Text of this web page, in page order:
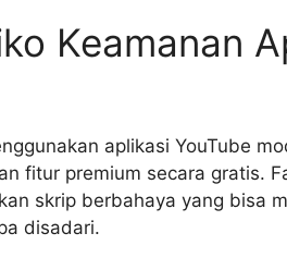
Keamanan
aplikasi YouTube
fitur premium secara gratis.
skrip berbahaya yang bisa
disadari.